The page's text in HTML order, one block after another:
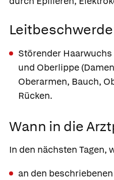
Störender
und Oberlippe
Oberarmen, Bauch,
Rücken.
Wann in die
In den nächsten Tagen,
an den